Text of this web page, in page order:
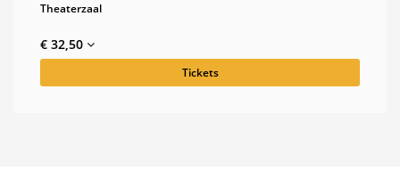
Theaterzaal
€ 32,50
Tickets